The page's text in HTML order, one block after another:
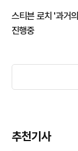
스티븐 로치 '과거
진행중
추천기사